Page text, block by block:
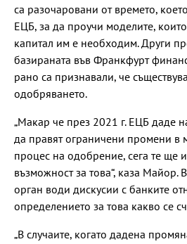
са разочаровани от времето,
ЕЦБ, за да проучи моделите,
капитал им е необходим. Други
базираната във Франкфурт
рано са признавали, че
одобряването.
„Макар че през 2021 г. ЕЦБ даде
да правят ограничени промени в
процес на одобрение, сега те ще
възможност за това“, каза Майор.
орган води дискусии с банките
определението за това какво се
„В случаите, когато дадена